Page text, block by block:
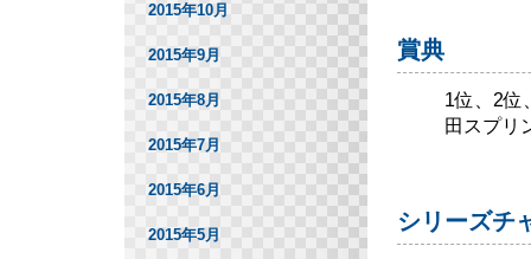
賞典
1位、2位
田スプリ
シリーズチ
2015年10月
2015年9月
2015年8月
2015年7月
2015年6月
2015年5月